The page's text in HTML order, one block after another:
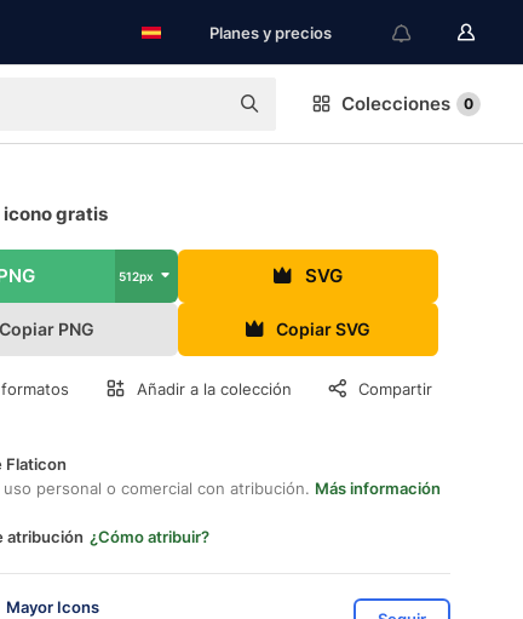
Planes y precios
Colecciones 0
icono gratis
512px SVG
Copiar PNG Copiar SVG
Añadir a la colección Compartir
Flaticon
uso personal o comercial con atribución. Más información
atribución ¿Cómo atribuir?
Mayor Icons